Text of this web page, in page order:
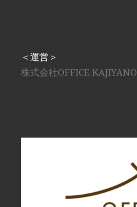
＜運営＞
株式会社OFFICE KAJIYANO